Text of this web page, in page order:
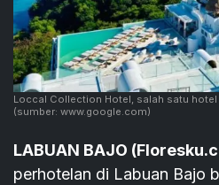
Loccal Collection Hotel, salah satu hotel
(sumber: www.google.com)
LABUAN BAJO
perhotelan di Labuan Bajo